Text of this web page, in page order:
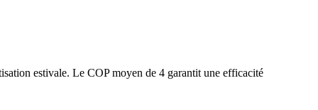
estivale. Le COP moyen de 4 garantit une efficacité